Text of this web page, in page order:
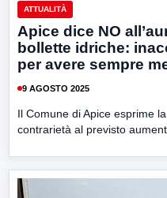
ATTUALITÀ
Apice dice NO
bollette idriche:
per avere sempre
9 AGOSTO 2025
Il Comune di Apice esprime
contrarietà al previsto